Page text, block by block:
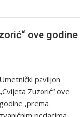
ove godine
Umetnički paviljon
„Cvijeta Zuzorić“ ove
godine ,prema
zvaničnim podacima,